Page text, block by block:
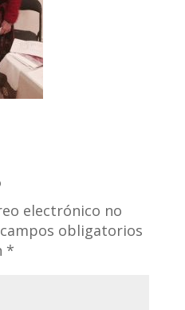
electrónico no
obligatorios
*